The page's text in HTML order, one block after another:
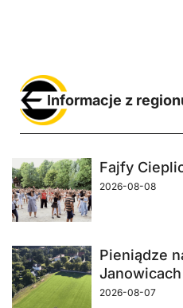
Informacje z
Fajfy
2026-08-08
Pieniądze
2026-08-07